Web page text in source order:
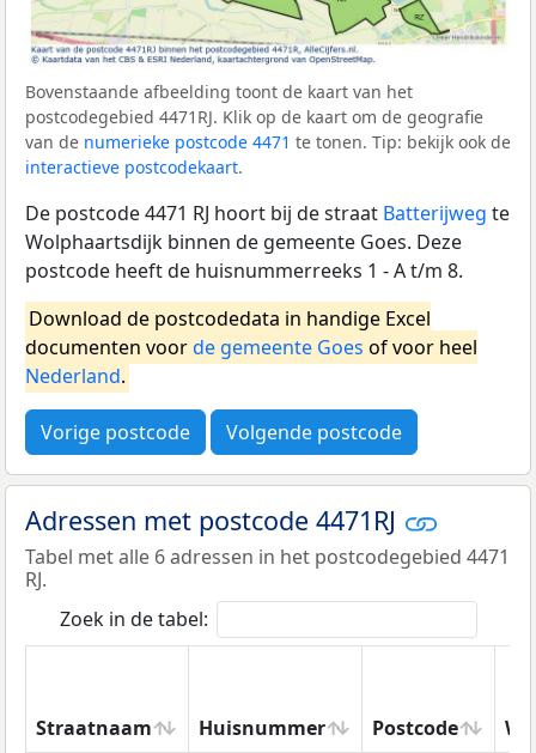
Bovenstaande afbeelding toont de kaart van het
postcodegebied 4471RJ. Klik op de kaart om de geografie
van de numerieke postcode 4471 te tonen. Tip: bekijk ook de
interactieve postcodekaart.
De postcode 4471 RJ hoort bij de straat Batterijweg te
Wolphaartsdijk binnen de gemeente Goes. Deze
postcode heeft de huisnummerreeks 1 - A t/m 8.
Download de postcodedata in handige Excel
documenten voorde gemeente Goes of voor heel
Nederland.
Vorige postcode Volgende postcode
Adressen met postcode 4471RJ
Tabel met alle 6 adressen in het postcodegebied 4471
RJ.
Zoek in de tabel:
Straatnaam Huisnummer Postcode